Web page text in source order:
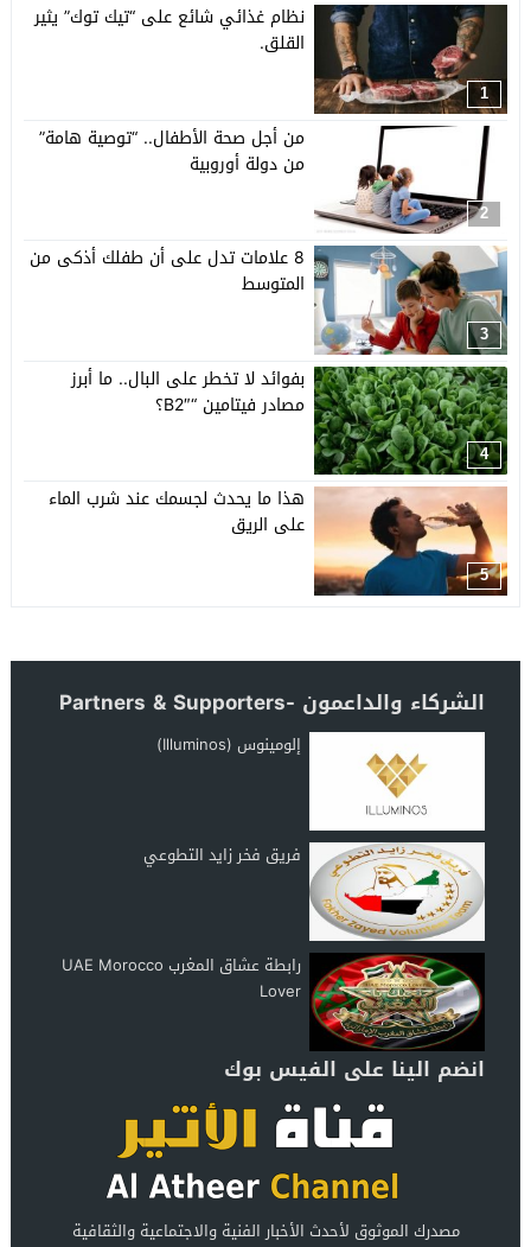
1
نظام غذائي شائع على “تيك توك” يثير
القلق.
2
من أجل صحة الأطفال.. “توصية هامة”
من دولة أوروبية
3
8 علامات تدل على أن طفلك أذكى من
المتوسط
4
بفوائد لا تخطر على البال.. ما أبرز
مصادر فيتامين “B2″؟
5
هذا ما يحدث لجسمك عند شرب الماء
على الريق
الشركاء والداعمون -Partners & Supporters
إلومينوس (Illuminos)
فريق فخر زايد التطوعي
رابطة عشاق المغرب UAE Morocco
Lover
انضم الينا على الفيس بوك
مصدرك الموثوق لأحدث الأخبار الفنية والاجتماعية والثقافية